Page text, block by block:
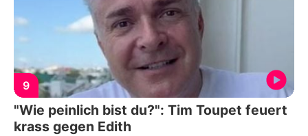
9
"Wie peinlich bist du?": Tim Toupet feuert
krass gegen Edith